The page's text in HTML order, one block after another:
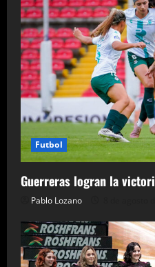
Futbol
Guerreras logran la
Pablo Lozano